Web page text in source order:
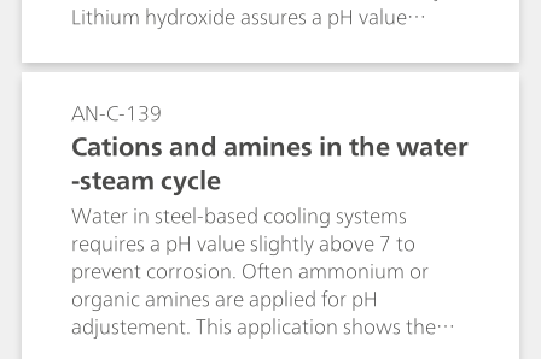
Lithium hydroxide assures a pH value
application allows to measure sub-ppb
magnesium besides high boric acid and
lithium hydroxide concentrations.
AN-C-139
Cations and amines in the water
-steam cycle
Water in steel-based cooling systems
requires a pH value slightly above 7 to
prevent corrosion. Often ammonium or
organic amines are applied for pH
adjustement. This application shows the